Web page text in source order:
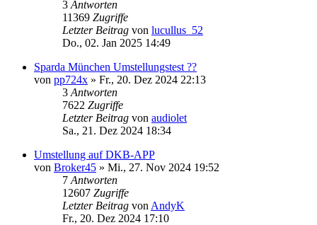
3 Antworten
11369 Zugriffe
Letzter Beitrag von lucullus_52
Do., 02. Jan 2025 14:49
Sparda München Umstellungstest ??
von pp724x » Fr., 20. Dez 2024 22:13
3 Antworten
7622 Zugriffe
Letzter Beitrag von audiolet
Sa., 21. Dez 2024 18:34
Umstellung auf DKB-APP
von Broker45 » Mi., 27. Nov 2024 19:52
7 Antworten
12607 Zugriffe
Letzter Beitrag von AndyK
Fr., 20. Dez 2024 17:10